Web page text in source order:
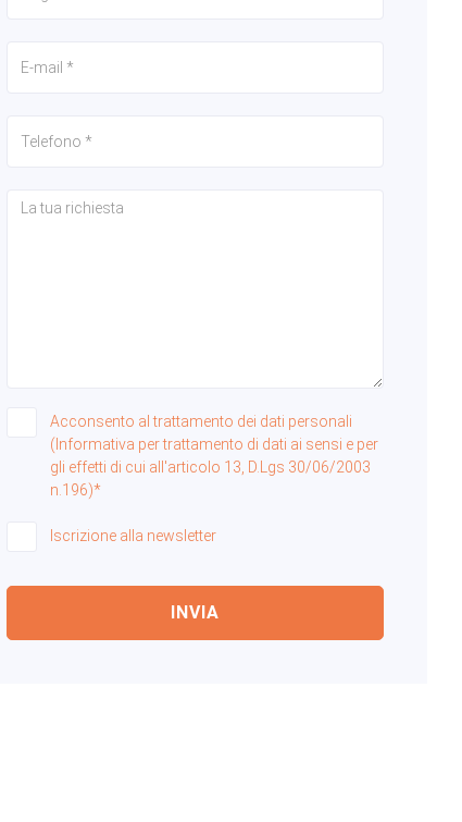
Acconsento al trattamento dei dati personali
(Informativa per trattamento di dati ai sensi e per
gli effetti di cui all'articolo 13, D.Lgs 30/06/2003
n.196)*
Iscrizione alla newsletter
INVIA